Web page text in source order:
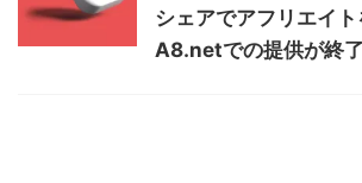
シェアでアフリエイト
A8.netでの提供が終了